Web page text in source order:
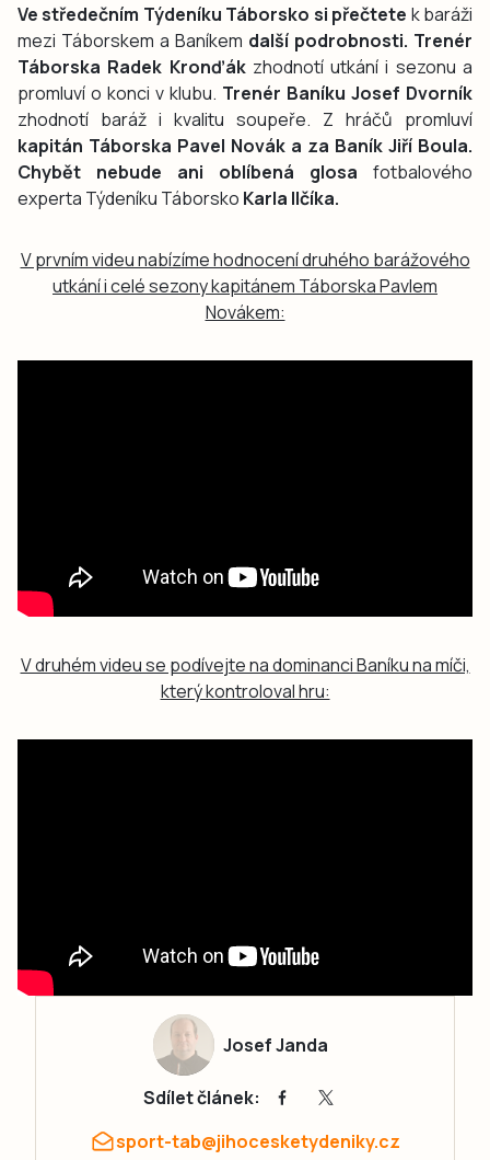
Ve středečním Týdeníku Táborsko si přečtete k baráži
mezi Táborskem a Baníkem další podrobnosti. Trenér
Táborska Radek Kronďákzhodnotí utkání i sezonu a
promluví o konci v klubu. Trenér Baníku Josef Dvorník
zhodnotí baráž i kvalitu soupeře. Z hráčů promluví
kapitán Táborska Pavel Novák a za Baník Jiří Boula.
Chybět nebude ani oblíbená glosa fotbalového
experta Týdeníku Táborsko Karla Ilčíka.
V prvním videu nabízíme hodnocení druhého barážového
utkání i celé sezony kapitánem Táborska Pavlem
Novákem:
V druhém videu se podívejte na dominanci Baníku na míči,
který kontroloval hru:
Josef Janda
Sdílet článek:
sport-tab@jihocesketydeniky.cz